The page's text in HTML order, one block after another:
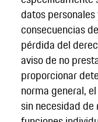
datos
consecuencias
pérdida del
aviso de no
proporcionar
norma general,
sin necesidad de